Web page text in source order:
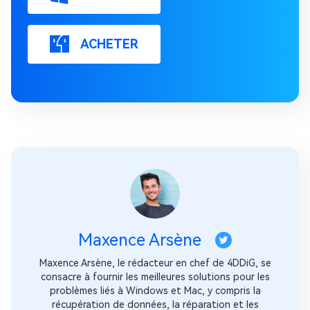
ACHETER
Maxence Arsène
Maxence Arsène, le rédacteur en chef de 4DDiG, se
consacre à fournir les meilleures solutions pour les
problèmes liés à Windows et Mac, y compris la
récupération de données, la réparation et les